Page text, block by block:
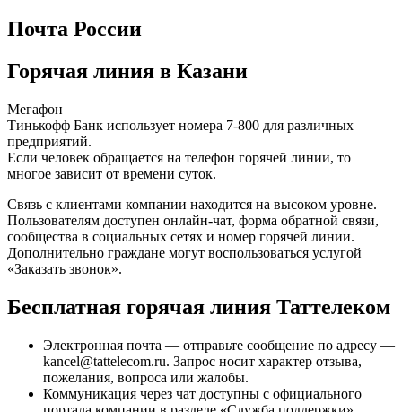
Почта России
Горячая линия в Казани
Мегафон
Тинькофф Банк использует номера 7-800 для различных
предприятий.
Если человек обращается на телефон горячей линии, то
многое зависит от времени суток.
Связь с клиентами компании находится на высоком уровне.
Пользователям доступен онлайн-чат, форма обратной связи,
сообщества в социальных сетях и номер горячей линии.
Дополнительно граждане могут воспользоваться услугой
«Заказать звонок».
Бесплатная горячая линия Таттелеком
Электронная почта — отправьте сообщение по адресу —
kancel@tattelecom.ru. Запрос носит характер отзыва,
пожелания, вопроса или жалобы.
Коммуникация через чат доступны с официального